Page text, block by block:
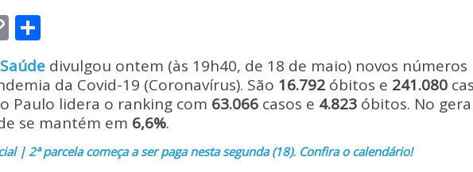
C
o
p
y
Li
n
h
ar
e
divulgou ontem (às 19h40, de 18 de maio) novos números
da Covid-19 (Coronavírus). São 16.792 óbitos e 241.080
Paulo lidera o ranking com 63.066 casos e 4.823 óbitos. No
se mantém em 6,6%.
| 2ª parcela começa a ser paga nesta segunda (18). Confira o calendário!